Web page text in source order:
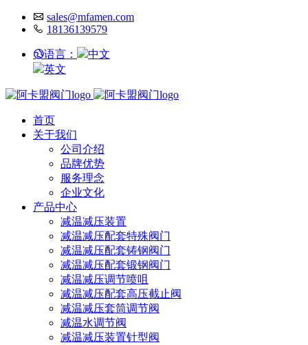
sales@mfamen.com
18136139579
语言：
中文
英文
首页
关于我们
公司介绍
品牌优势
服务理念
企业文化
产品中心
减温减压装置
减温减压配套特殊阀门
减温减压配套铸钢阀门
减温减压配套锻钢阀门
减温减压调节喷咀
减温减压配套高压截止阀
减温减压套筒调节阀
减温水调节阀
减温减压装置针型阀